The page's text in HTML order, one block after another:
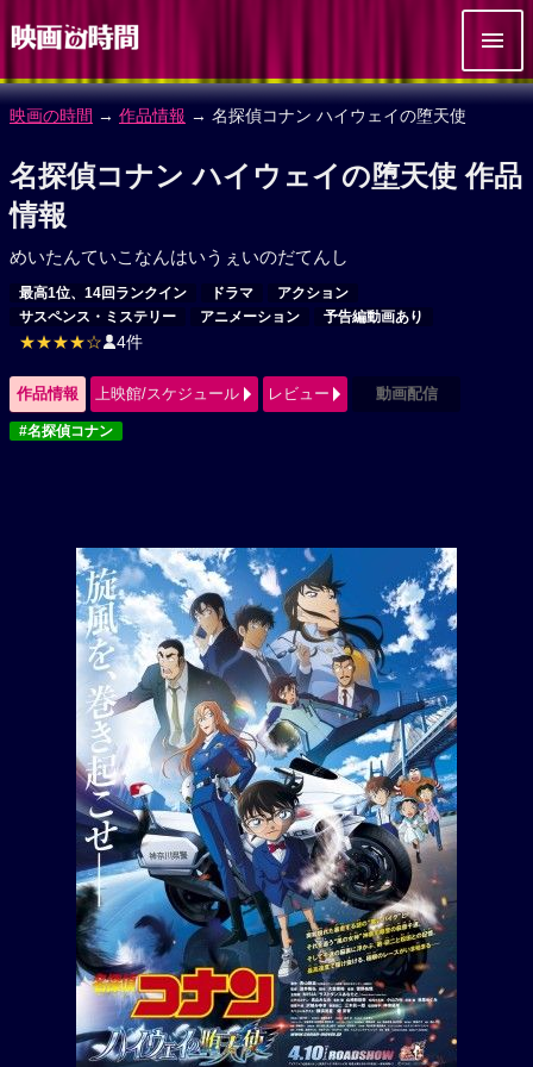
映画の時間 → 作品情報 → 名探偵コナン ハイウェイの堕天使
名探偵コナン ハイウェイの堕天使 作品
情報
めいたんていこなんはいうぇいのだてんし
最高1位、14回ランクイン ドラマ
アクション
サスペンス・ミステリー
アニメーション 予告編動画あり
★★★★☆ 4件
作品情報 上映館/スケジュール レビュー 動画配信
#名探偵コナン